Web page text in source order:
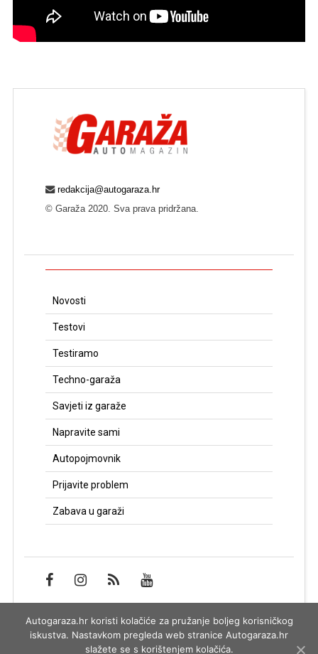
redakcija@autogaraza.hr
© Garaža 2020. Sva prava pridržana.
Novosti
Testovi
Testiramo
Techno-garaža
Savjeti iz garaže
Napravite sami
Autopojmovnik
Prijavite problem
Zabava u garaži
Impressum
Autogaraza.hr koristi kolačiće za pružanje boljeg korisničkog
iskustva. Nastavkom pregleda web stranice Autogaraza.hr
slažete se s korištenjem kolačića.